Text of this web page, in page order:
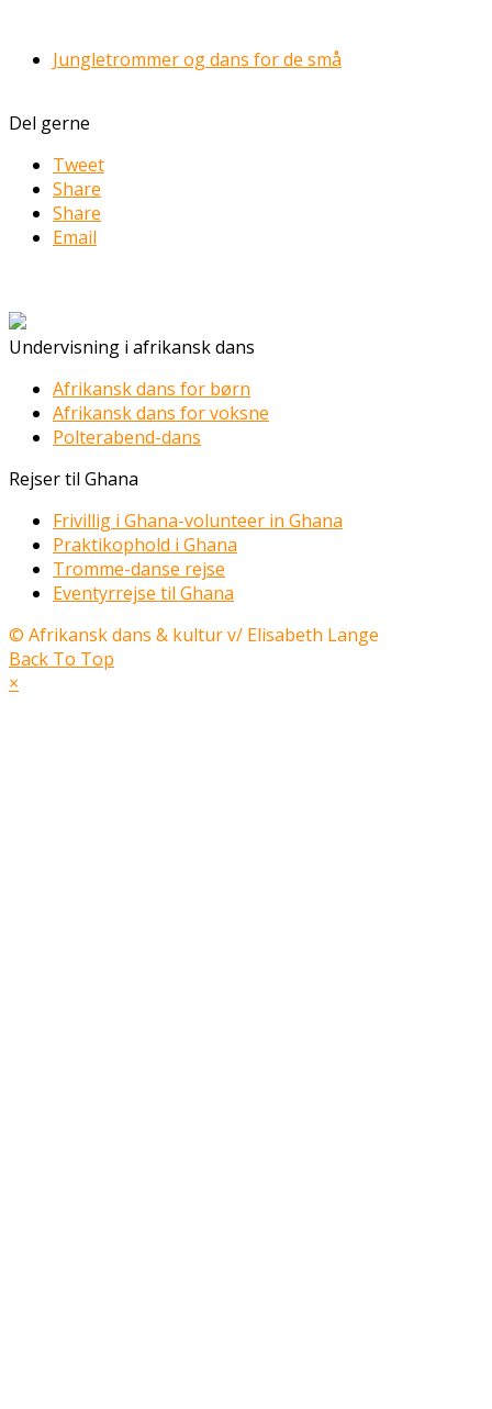
Jungletrommer og dans for de små
Del gerne
Tweet
Share
Share
Email
Undervisning i afrikansk dans
Afrikansk dans for børn
Afrikansk dans for voksne
Polterabend-dans
Rejser til Ghana
Frivillig i Ghana-volunteer in Ghana
Praktikophold i Ghana
Tromme-danse rejse
Eventyrrejse til Ghana
© Afrikansk dans & kultur v/ Elisabeth Lange
Back To Top
×